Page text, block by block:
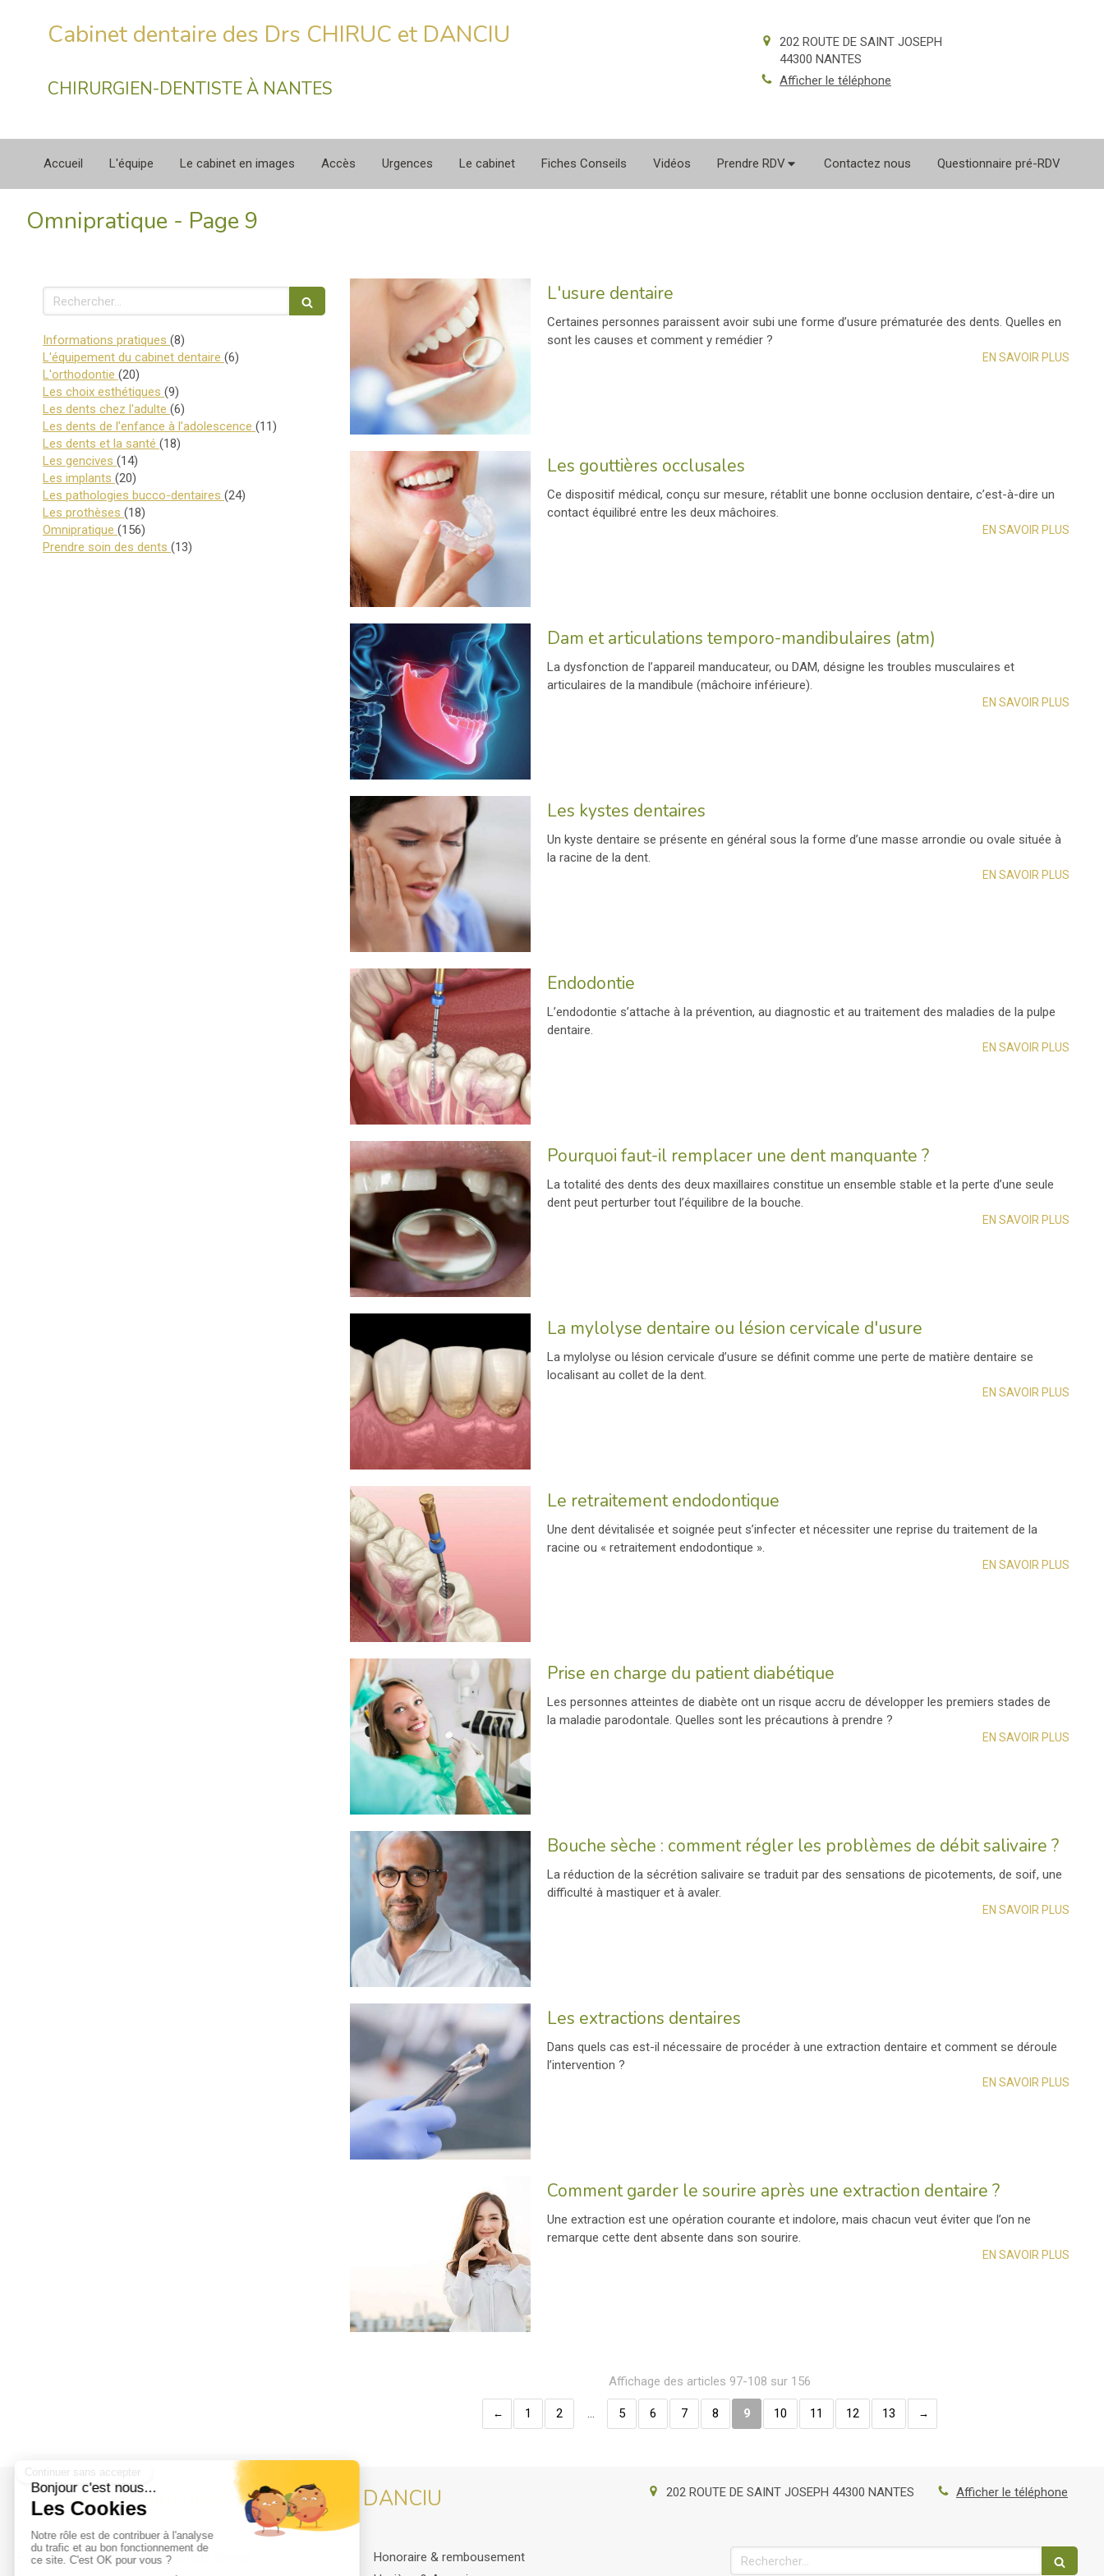
Accueil L'équipe Le cabinet en images Accès Urgences Le cabinet Fiches Conseils Vidéos Prendre RDV Contactez nous Questionnaire pré-RDV
Cabinet dentaire des Drs CHIRUC et DANCIU
CHIRURGIEN-DENTISTE À NANTES
202 ROUTE DE SAINT JOSEPH
44300 NANTES
Afficher le téléphone
Omnipratique - Page 9
L'usure dentaire
Certaines personnes paraissent avoir subi une forme d’usure prématurée des dents. Quelles en
sont les causes et comment y remédier ?
EN SAVOIR PLUS
Les gouttières occlusales
Ce dispositif médical, conçu sur mesure, rétablit une bonne occlusion dentaire, c’est-à-dire un
contact équilibré entre les deux mâchoires.
EN SAVOIR PLUS
Dam et articulations temporo-mandibulaires (atm)
La dysfonction de l’appareil manducateur, ou DAM, désigne les troubles musculaires et
articulaires de la mandibule (mâchoire inférieure).
EN SAVOIR PLUS
Les kystes dentaires
Un kyste dentaire se présente en général sous la forme d’une masse arrondie ou ovale située à
la racine de la dent.
EN SAVOIR PLUS
Endodontie
L’endodontie s’attache à la prévention, au diagnostic et au traitement des maladies de la pulpe
dentaire.
EN SAVOIR PLUS
Pourquoi faut-il remplacer une dent manquante ?
La totalité des dents des deux maxillaires constitue un ensemble stable et la perte d’une seule
dent peut perturber tout l’équilibre de la bouche.
EN SAVOIR PLUS
La mylolyse dentaire ou lésion cervicale d'usure
La mylolyse ou lésion cervicale d’usure se définit comme une perte de matière dentaire se
localisant au collet de la dent.
EN SAVOIR PLUS
Le retraitement endodontique
Une dent dévitalisée et soignée peut s’infecter et nécessiter une reprise du traitement de la
racine ou « retraitement endodontique ».
EN SAVOIR PLUS
Prise en charge du patient diabétique
Les personnes atteintes de diabète ont un risque accru de développer les premiers stades de
la maladie parodontale. Quelles sont les précautions à prendre ?
EN SAVOIR PLUS
Bouche sèche : comment régler les problèmes de débit salivaire ?
La réduction de la sécrétion salivaire se traduit par des sensations de picotements, de soif, une
difficulté à mastiquer et à avaler.
EN SAVOIR PLUS
Les extractions dentaires
Dans quels cas est-il nécessaire de procéder à une extraction dentaire et comment se déroule
l’intervention ?
EN SAVOIR PLUS
Comment garder le sourire après une extraction dentaire ?
Une extraction est une opération courante et indolore, mais chacun veut éviter que l’on ne
remarque cette dent absente dans son sourire.
EN SAVOIR PLUS
Affichage des articles 97-108 sur 156
1 2 … 5 6 7 8 9 10 11 12 13
Rechercher
Informations pratiques (8)
L'équipement du cabinet dentaire (6)
L'orthodontie (20)
Les choix esthétiques (9)
Les dents chez l'adulte (6)
Les dents de l’enfance à l’adolescence (11)
Les dents et la santé (18)
Les gencives (14)
Les implants (20)
Les pathologies bucco-dentaires (24)
Les prothèses (18)
Omnipratique (156)
Prendre soin des dents (13)
Cabinet dentaire des Drs CHIRUC et DANCIU 202 ROUTE DE SAINT JOSEPH 44300 NANTES Afficher le téléphone
Politique de confidentialité et charte cookie
Honoraire & rembousement
Rechercher